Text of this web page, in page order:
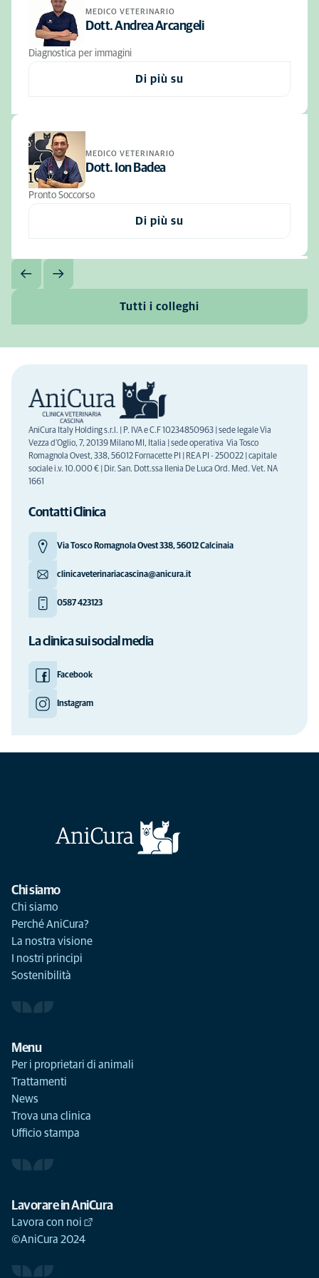
MEDICO VETERINARIO
Dott. Andrea Arcangeli
Diagnostica per immagini
Di più su
MEDICO VETERINARIO
Dott. Ion Badea
Pronto Soccorso
Di più su
Tutti i colleghi
AniCura Italy Holding s.r.l. | P. IVA e C.F 10234850963 | sede legale Via
Vezza d'Oglio, 7, 20139 Milano MI, Italia | sede operativa Via Tosco
Romagnola Ovest, 338, 56012 Fornacette PI | REA PI - 250022 | capitale
sociale i.v. 10.000 € | Dir. San. Dott.ssa Ilenia De Luca Ord. Med. Vet. NA
1661
Contatti Clinica
Via Tosco Romagnola Ovest 338, 56012 Calcinaia
clinicaveterinariacascina@anicura.it
0587 423123
La clinica sui social media
Facebook
Instagram
Chi siamo
Chi siamo
Perché AniCura?
La nostra visione
I nostri principi
Sostenibilità
Menu
Per i proprietari di animali
Trattamenti
News
Trova una clinica
Ufficio stampa
Lavorare in AniCura
Lavora con noi
©AniCura 2024